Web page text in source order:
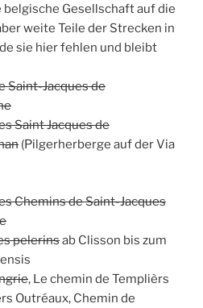
Gesellschaft auf die
weite Teile der Strecken in
sie hier fehlen und bleibt
Saint-Jacques de
Saint Jacques de
(Pilgerherberge auf der Via
Chemins de Saint-Jacques
pelerinsab Clisson bis zum
, Le chemin de Templièrs
Outréaux, Chemin de